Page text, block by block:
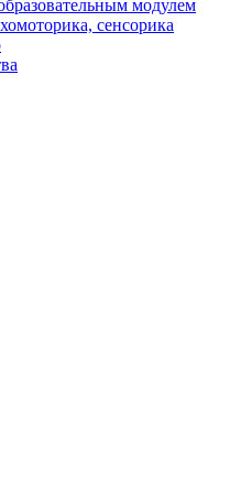
модулем
сенсорика